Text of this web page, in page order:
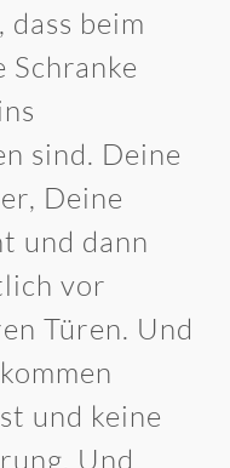
beim
sind. Deine
Deine
und dann
vor
Türen. Und
und keine
Und